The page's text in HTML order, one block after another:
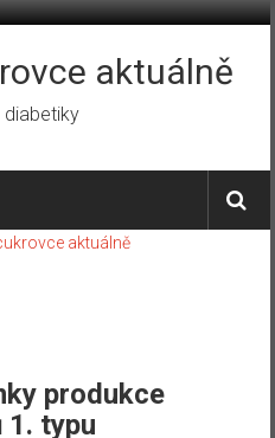
aktuálně
diabetiky
produkce
1. typu